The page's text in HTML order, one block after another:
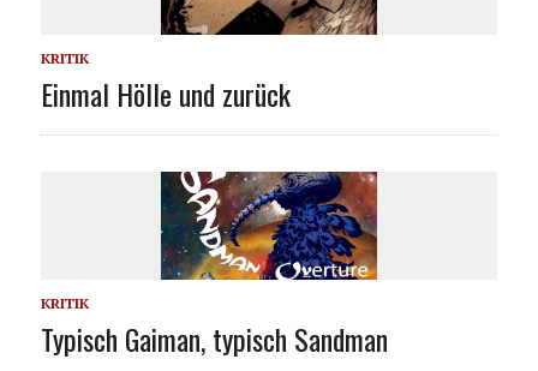
KRITIK
Einmal Hölle und zurück
KRITIK
Typisch Gaiman, typisch Sandman